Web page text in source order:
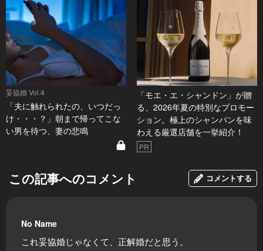
妥協婚 Vol.4
「夫に触れられたの、いつだっ
け・・・？」朝まで帰ってこな
い男を待つ、妻の悲鳴
「モエ・エ・シャンドン」が贈
る、2026年夏の特別なプロモー
ション。極上のシャンパンを味
わえる厳選店舗を一挙紹介！
PR
この記事へのコメント コメントする
No Name
これ妥協婚じゃなくて、正解婚だと思う。